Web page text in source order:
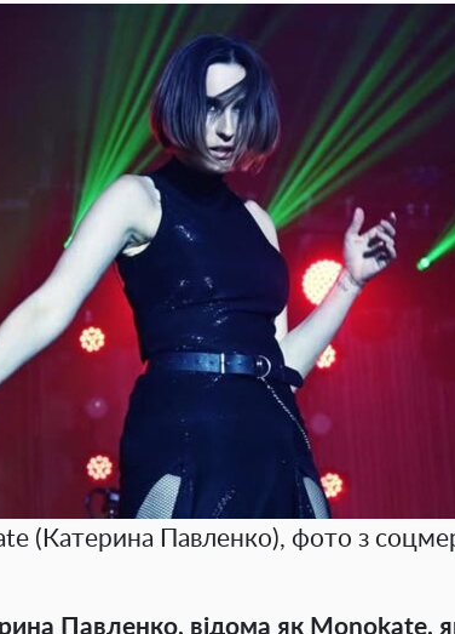
(Катерина Павленко), фото з
Павленко, відома як Monokate,